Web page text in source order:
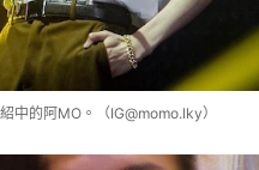
中的阿MO。（IG@momo.lky）